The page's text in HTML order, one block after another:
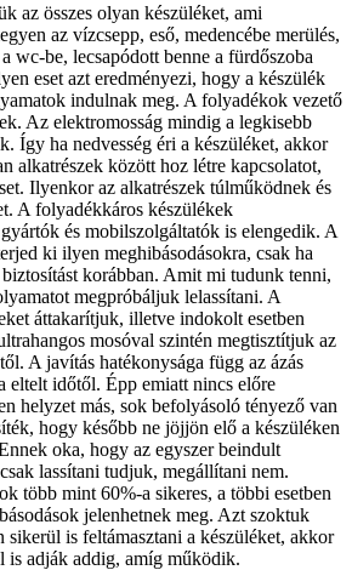
az összes olyan készüléket, ami
az vízcsepp, eső, medencébe merülés,
wc-be, lecsapódott benne a fürdőszoba
eset azt eredményezi, hogy a készülék
indulnak meg. A folyadékok vezető
Az elektromosság mindig a legkisebb
Így ha nedvesség éri a készüléket, akkor
alkatrészek között hoz létre kapcsolatot,
Ilyenkor az alkatrészek túlműködnek és
A folyadékkáros készülékek
és mobilszolgáltatók is elengedik. A
ki ilyen meghibásodásokra, csak ha
korábban. Amit mi tudunk tenni,
megpróbáljuk lelassítani. A
áttakarítjuk, illetve indokolt esetben
mosóval szintén megtisztítjuk az
A javítás hatékonysága függ az ázás
eltelt időtől. Épp emiatt nincs előre
helyzet más, sok befolyásoló tényező van
hogy később ne jöjjön elő a készüléken
oka, hogy az egyszer beindult
lassítani tudjuk, megállítani nem.
több mint 60%-a sikeres, a többi esetben
jelenhetnek meg. Azt szoktuk
sikerül is feltámasztani a készüléket, akkor
is adják addig, amíg működik.